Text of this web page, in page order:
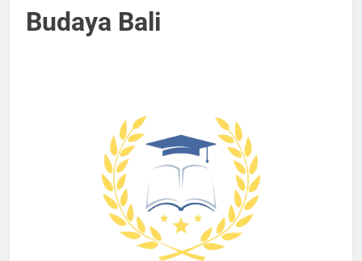
Budaya Bali